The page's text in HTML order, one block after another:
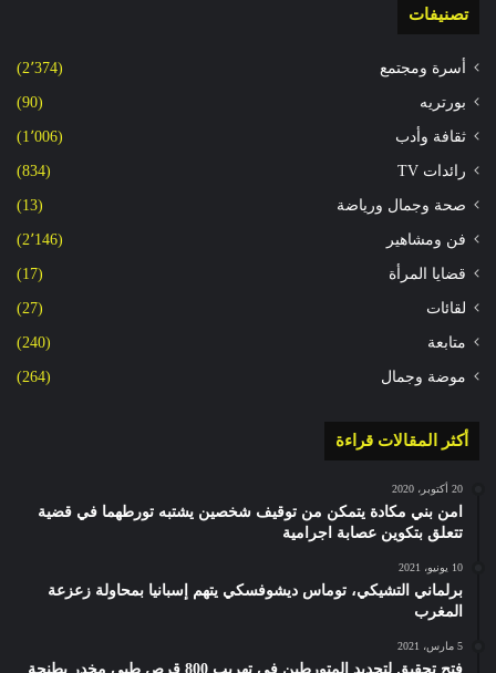
تصنيفات
أسرة ومجتمع (2٬374)
بورتريه (90)
ثقافة وأدب (1٬006)
رائدات TV (834)
صحة وجمال ورياضة (13)
فن ومشاهير (2٬146)
قضايا المرأة (17)
لقائات (27)
متابعة (240)
موضة وجمال (264)
أكثر المقالات قراءة
20 أكتوبر، 2020
امن بني مكادة يتمكن من توقيف شخصين يشتبه تورطهما في قضية
تتعلق بتكوين عصابة اجرامية
10 يونيو، 2021
برلماني التشيكي، توماس ديشوفسكي يتهم إسبانيا بمحاولة زعزعة
المغرب
5 مارس، 2021
فتح تحقيق لتحديد المتورطين في تهريب 800 قرص طبي مخدر بطنجة